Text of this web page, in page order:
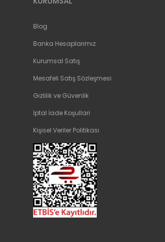
Blog
Banka Hesaplarımız
Kurumsal Satış
Mesafeli Satış Sözleşmesi
Gizlilik ve Güvenlik
İptal İade Koşullari
Kişisel Veriler Politikası